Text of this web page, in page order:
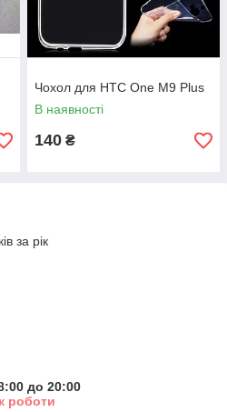
Чохол для HTC One M9 Plus
В наявності
140 ₴
за рік
до 20:00
роботи